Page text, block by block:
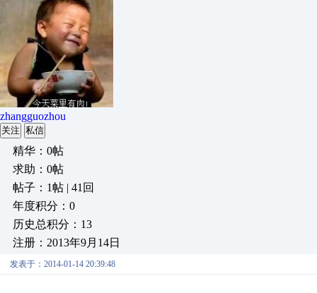
zhangguozhou
关注 私信
精华：0帖
求助：0帖
帖子：1帖 | 41回
年度积分：0
历史总积分：13
注册：2013年9月14日
发表于：2014-01-14 20:39:48